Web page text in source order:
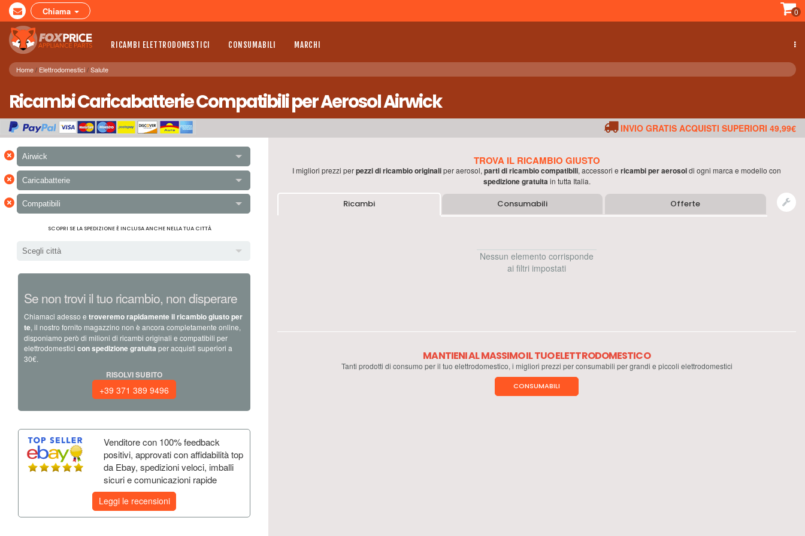
Chiama 0
RICAMBI ELETTRODOMESTICI CONSUMABILI MARCHI
Home Elettrodomestici Salute
Ricambi Caricabatterie Compatibili per Aerosol Airwick
INVIO GRATIS ACQUISTI SUPERIORI 49,99€
× Airwick
× Caricabatterie
× Compatibili
SCOPRI SE LA SPEDIZIONE È INCLUSA ANCHE NELLA TUA CITTÀ
Scegli città
Se non trovi il tuo ricambio, non disperare
Chiamaci adesso e troveremo rapidamente il ricambio giusto per
te, il nostro fornito magazzino non è ancora completamente online,
disponiamo però di milioni di ricambi originali e compatibili per
elettrodomestici con spedizione gratuita per acquisti superiori a
30€.
RISOLVI SUBITO
+39 371 389 9496
Venditore con 100% feedback
positivi, approvati con affidabilità top
da Ebay, spedizioni veloci, imballi
sicuri e comunicazioni rapide
Leggi le recensioni
TROVA IL RICAMBIO GIUSTO
I migliori prezzi perpezzi di ricambio originaliperaerosol, parti di ricambio compatibili, accessori e ricambi peraerosoldi ogni marca e modello con
spedizione gratuita in tutta Italia.
Ricambi Consumabili Offerte
Nessun elemento corrisponde
ai filtri impostati
MANTIENI AL MASSIMO IL TUO ELETTRODOMESTICO
Tanti prodotti di consumo per il tuo elettrodomestico, i migliori prezzi per consumabili per grandi e piccoli elettrodomestici
CONSUMABILI